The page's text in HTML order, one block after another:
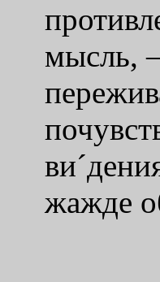
мысль,
жажде